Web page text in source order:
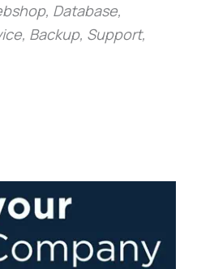
Database,
Backup, Support,